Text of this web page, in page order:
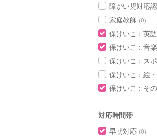
障がい児対応
家庭教師 (0)
保けいこ：英語
保けいこ：音楽
保けいこ：ス
保けいこ：絵
保けいこ：そ
対応時間帯
早朝対応 (0)